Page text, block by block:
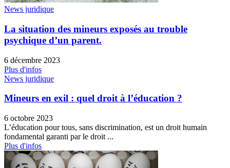
News juridique
La situation des mineurs exposés au trouble
psychique d’un parent.
6 décembre 2023
Plus d'infos
News juridique
Mineurs en exil : quel droit à l’éducation ?
6 octobre 2023
L’éducation pour tous, sans discrimination, est un droit humain
fondamental garanti par le droit ...
Plus d'infos